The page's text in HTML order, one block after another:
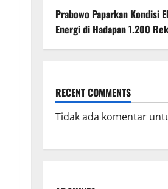
Prabowo Paparkan Kondisi
Energi di Hadapan 1.200
RECENT COMMENTS
Tidak ada komentar